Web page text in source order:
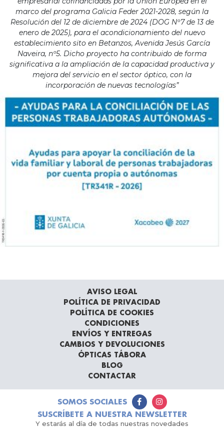
marco del programa Galicia Feder 2021-2028, según la
Resolución del 12 de diciembre de 2024 (DOG Nº7 de 13 de
enero de 2025), para el acondicionamiento del nuevo
establecimiento sito en Betanzos, Avenida Jesús García
Naveira, nº5. Dicho proyecto ha contribuido de forma
significativa a la ampliación de la capacidad productiva y
mejora del servicio en el sector óptico, con la
incorporación de nuevas tecnologías”
AVISO LEGAL
POLÍTICA DE PRIVACIDAD
POLÍTICA DE COOKIES
CONDICIONES
ENVÍOS Y ENTREGAS
CAMBIOS Y DEVOLUCIONES
ÓPTICAS TÁBORA
BLOG
CONTACTAR
SOMOS SOCIALES
SUSCRÍBETE A NUESTRA NEWSLETTER
Y estarás al día de todas nuestras novedades